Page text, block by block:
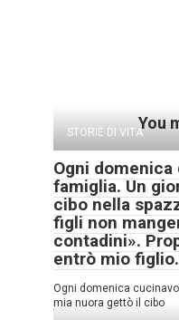
You
STORIE DI VITA
Ogni
famiglia. Un
cibo nella
figli non
contadini».
entrò mio
Ogni domenica
mia nuora gettò il cibo